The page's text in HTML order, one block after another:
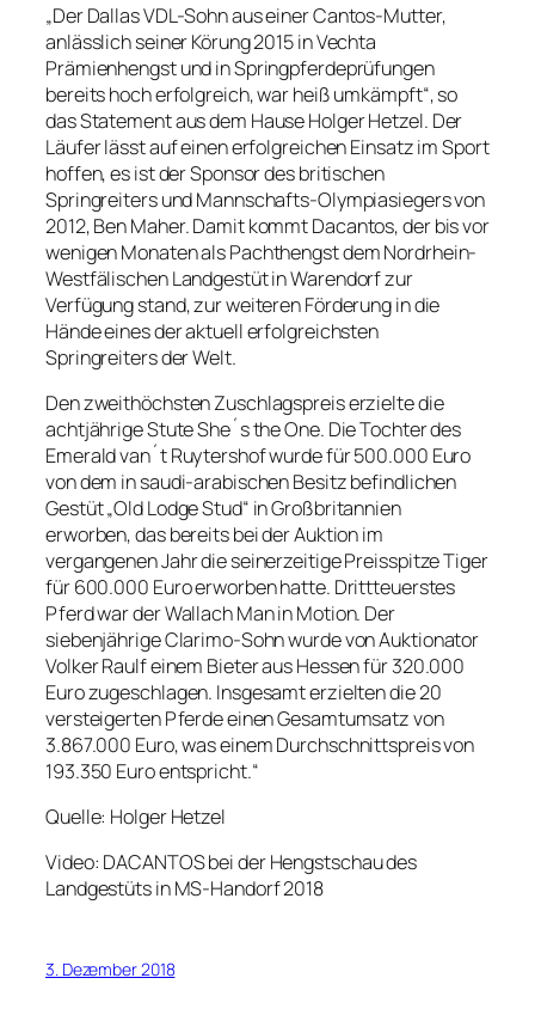
„Der Dallas VDL-Sohn aus einer Cantos-Mutter,
anlässlich seiner Körung 2015 in Vechta
Prämienhengst und in Springpferdeprüfungen
bereits hoch erfolgreich, war heiß umkämpft“, so
das Statement aus dem Hause Holger Hetzel. Der
Läufer lässt auf einen erfolgreichen Einsatz im Sport
hoffen, es ist der Sponsor des britischen
Springreiters und Mannschafts-Olympiasiegers von
2012, Ben Maher. Damit kommt Dacantos, der bis vor
wenigen Monaten als Pachthengst dem Nordrhein-
Westfälischen Landgestüt in Warendorf zur
Verfügung stand, zur weiteren Förderung in die
Hände eines der aktuell erfolgreichsten
Springreiters der Welt.
Den zweithöchsten Zuschlagspreis erzielte die
achtjährige Stute She´s the One. Die Tochter des
Emerald van´t Ruytershof wurde für 500.000 Euro
von dem in saudi-arabischen Besitz befindlichen
Gestüt „Old Lodge Stud“ in Großbritannien
erworben, das bereits bei der Auktion im
vergangenen Jahr die seinerzeitige Preisspitze Tiger
für 600.000 Euro erworben hatte. Drittteuerstes
Pferd war der Wallach Man in Motion. Der
siebenjährige Clarimo-Sohn wurde von Auktionator
Volker Raulf einem Bieter aus Hessen für 320.000
Euro zugeschlagen. Insgesamt erzielten die 20
versteigerten Pferde einen Gesamtumsatz von
3.867.000 Euro, was einem Durchschnittspreis von
193.350 Euro entspricht.“
Quelle: Holger Hetzel
Video: DACANTOS bei der Hengstschau des
Landgestüts in MS-Handorf 2018
3. Dezember 2018